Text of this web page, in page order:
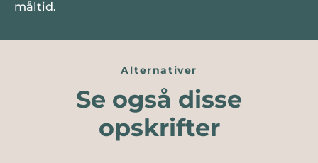
måltid.
Alternativer
Se også disse
opskrifter